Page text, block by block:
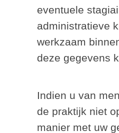
eventuele
administratieve
werkzaam
deze gegevens
Indien u van
de praktijk niet
manier met uw